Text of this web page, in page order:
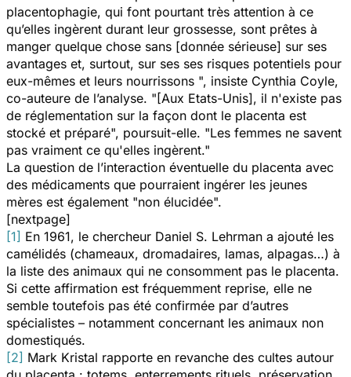
placentophagie, qui font pourtant très attention à ce
qu’elles ingèrent durant leur grossesse, sont prêtes à
manger quelque chose sans [donnée sérieuse] sur ses
avantages et, surtout, sur ses ses risques potentiels pour
eux-mêmes et leurs nourrissons ", insiste Cynthia Coyle,
co-auteure de l’analyse. "[Aux Etats-Unis], il n'existe pas
de réglementation sur la façon dont le placenta est
stocké et préparé", poursuit-elle. "Les femmes ne savent
pas vraiment ce qu'elles ingèrent."
La question de l’interaction éventuelle du placenta avec
des médicaments que pourraient ingérer les jeunes
mères est également "non élucidée".
[nextpage]
[1] En 1961, le chercheur Daniel S. Lehrman a ajouté les
camélidés (chameaux, dromadaires, lamas, alpagas…) à
la liste des animaux qui ne consomment pas le placenta.
Si cette affirmation est fréquemment reprise, elle ne
semble toutefois pas été confirmée par d’autres
spécialistes – notamment concernant les animaux non
domestiqués.
[2] Mark Kristal rapporte en revanche des cultes autour